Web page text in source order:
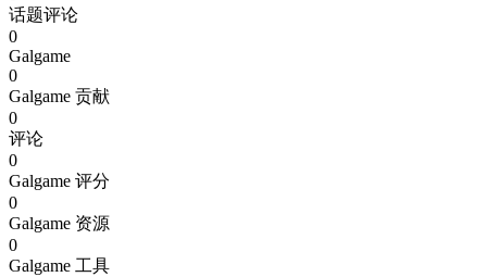
话题评论
0
Galgame
0
Galgame 贡献
0
评论
0
Galgame 评分
0
Galgame 资源
0
Galgame 工具